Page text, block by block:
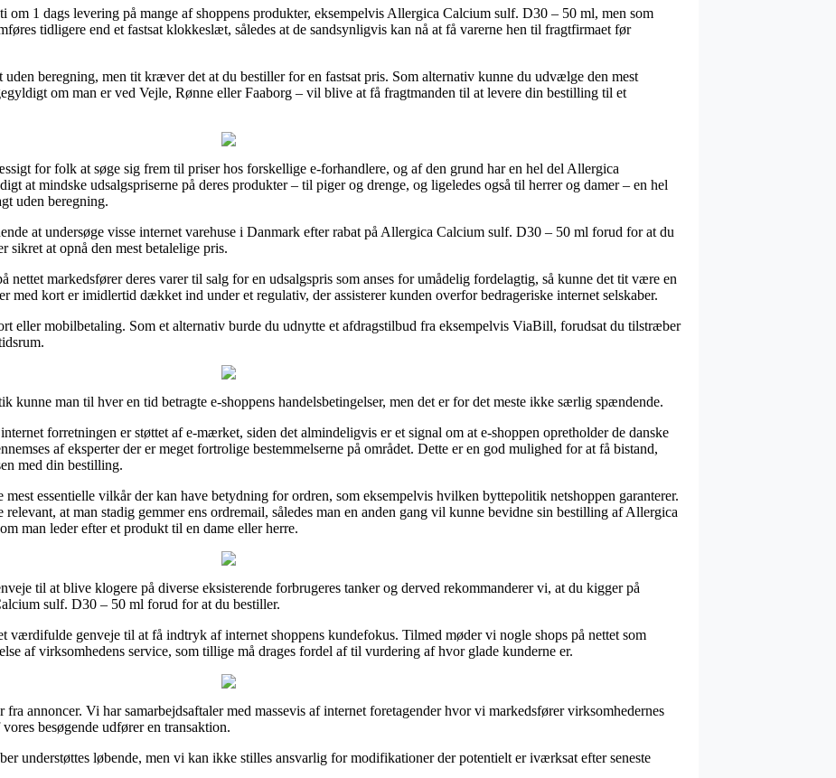
om 1 dags levering på mange af shoppens produkter, eksempelvis Allergica Calcium sulf. D30 – 50 ml, men som
tidligere end et fastsat klokkeslæt, således at de sandsynligvis kan nå at få varerne hen til fragtfirmaet før
beregning, men tit kræver det at du bestiller for en fastsat pris. Som alternativ kunne du udvælge den mest
om man er ved Vejle, Rønne eller Faaborg – vil blive at få fragtmanden til at levere din bestilling til et
for folk at søge sig frem til priser hos forskellige e-forhandlere, og af den grund har en hel del Allergica
at mindske udsalgspriserne på deres produkter – til piger og drenge, og ligeledes også til herrer og damer – en hel
uden beregning.
at undersøge visse internet varehuse i Danmark efter rabat på Allergica Calcium sulf. D30 – 50 ml forud for at du
sikret at opnå den mest betalelige pris.
nettet markedsfører deres varer til salg for en udsalgspris som anses for umådelig fordelagtig, så kunne det tit være en
med kort er imidlertid dækket ind under et regulativ, der assisterer kunden overfor bedrageriske internet selskaber.
eller mobilbetaling. Som et alternativ burde du udnytte et afdragstilbud fra eksempelvis ViaBill, forudsat du tilstræber
kunne man til hver en tid betragte e-shoppens handelsbetingelser, men det er for det meste ikke særlig spændende.
forretningen er støttet af e-mærket, siden det almindeligvis er et signal om at e-shoppen opretholder de danske
af eksperter der er meget fortrolige bestemmelserne på området. Dette er en god mulighed for at få bistand,
med din bestilling.
essentielle vilkår der kan have betydning for ordren, som eksempelvis hvilken byttepolitik netshoppen garanterer.
relevant, at man stadig gemmer ens ordremail, således man en anden gang vil kunne bevidne sin bestilling af Allergica
man leder efter et produkt til en dame eller herre.
til at blive klogere på diverse eksisterende forbrugeres tanker og derved rekommanderer vi, at du kigger på
sulf. D30 – 50 ml forud for at du bestiller.
værdifulde genveje til at få indtryk af internet shoppens kundefokus. Tilmed møder vi nogle shops på nettet som
af virksomhedens service, som tillige må drages fordel af til vurdering af hvor glade kunderne er.
annoncer. Vi har samarbejdsaftaler med massevis af internet foretagender hvor vi markedsfører virksomhedernes
besøgende udfører en transaktion.
understøttes løbende, men vi kan ikke stilles ansvarlig for modifikationer der potentielt er iværksat efter seneste